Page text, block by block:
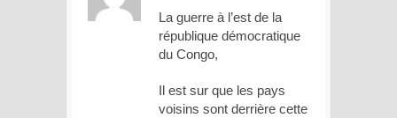
La guerre à l’est de la
république démocratique
du Congo,
Il est sur que les pays
voisins sont derrière cette